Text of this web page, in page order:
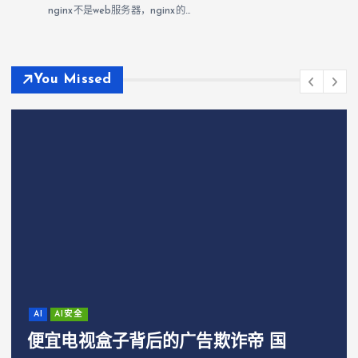
nginx不是web服务器，nginx的…
You Missed
AI AI安全
便宜电视盒子背后的广告欺诈帝 国